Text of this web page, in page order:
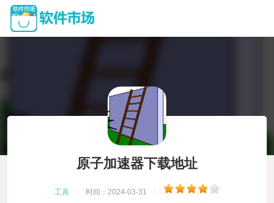
原子加速器下载地址
工具 时间：2024-03-31